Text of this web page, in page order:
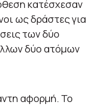
κατέσχεσαν
ως δράστες για
των δύο
δύο ατόμων
αφορμή. Το